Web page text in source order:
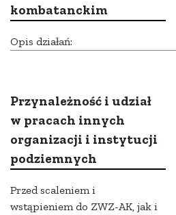
kombatanckim
Opis działań:
Przynależność i udział
w pracach innych
organizacji i instytucji
podziemnych
Przed scaleniem i
wstąpieniem do ZWZ-AK, jak i